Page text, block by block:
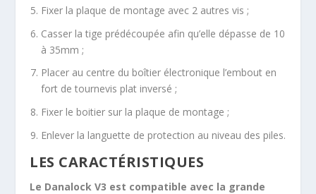
Fixer la plaque de montage avec 2 autres vis ;
Casser la tige prédécoupée afin qu’elle dépasse de 10
à 35mm ;
Placer au centre du boîtier électronique l’embout en
fort de tournevis plat inversé ;
Fixer le boitier sur la plaque de montage ;
Enlever la languette de protection au niveau des piles.
LES CARACTÉRISTIQUES
Le Danalock V3 est compatible avec la grande